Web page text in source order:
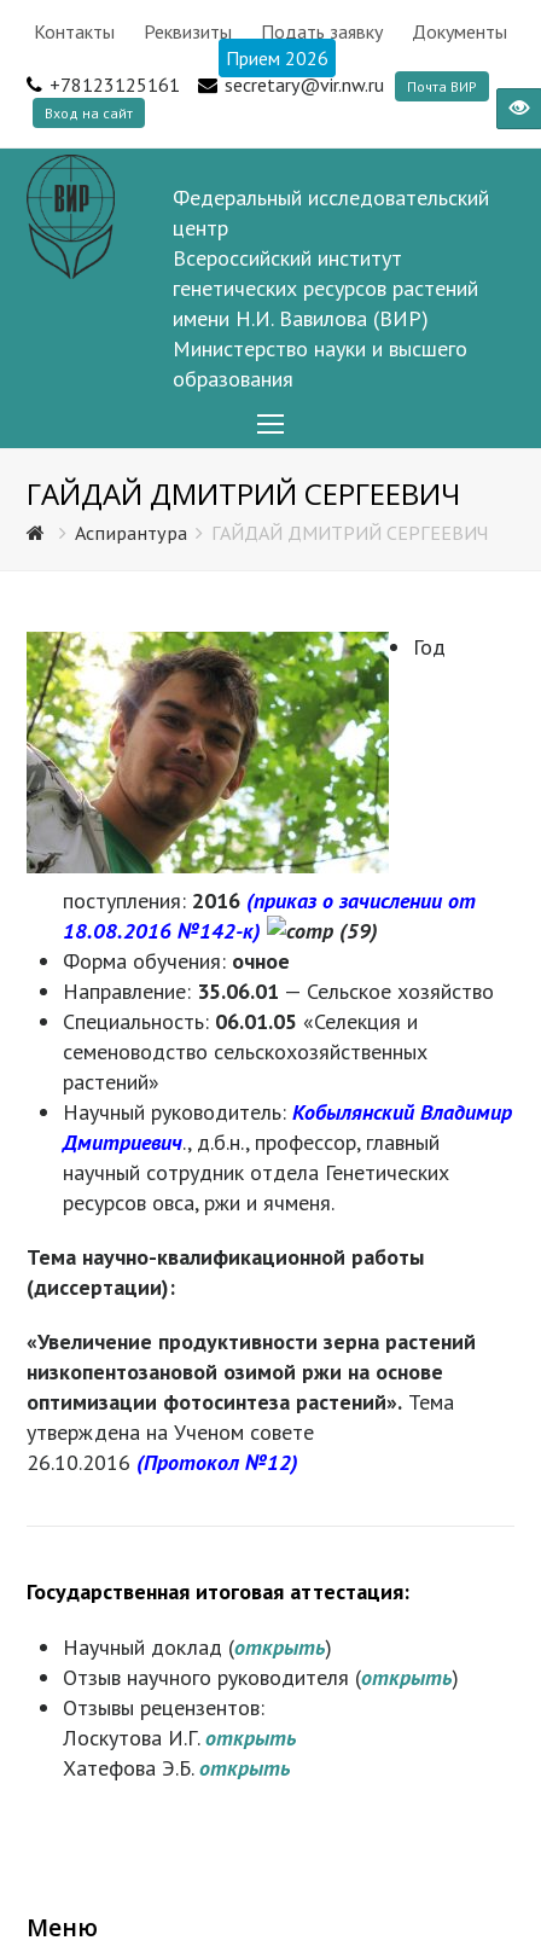
Контакты Реквизиты Подать заявку
Документы
Прием 2026
+78123125161
secretary@vir.nw.ru
Почта ВИР
Вход на сайт
Федеральный исследовательский
центр
Всероссийский институт
генетических ресурсов растений
имени Н.И. Вавилова (ВИР)
Министерство науки и высшего
образования
Menu
ГАЙДАЙ ДМИТРИЙ СЕРГЕЕВИЧ
Аспирантура ГАЙДАЙ ДМИТРИЙ СЕРГЕЕВИЧ
Год
поступления: 2016 (приказ о зачислении от
18.08.2016 №142-к)
Форма обучения: очное
Направление: 35.06.01 — Сельское хозяйство
Специальность: 06.01.05 «Селекция и
семеноводство сельскохозяйственных
растений»
Научный руководитель:Кобылянский Владимир
Дмитриевич., д.б.н., профессор, главный
научный сотрудник отдела Генетических
ресурсов овса, ржи и ячменя.
Тема научно-квалификационной работы
(диссертации):
«Увеличение продуктивности зерна растений
низкопентозановой озимой ржи на основе
оптимизации фотосинтеза растений». Тема
утверждена на Ученом совете
26.10.2016 (Протокол №12)
Государственная итоговая аттестация:
Научный доклад (открыть)
Отзыв научного руководителя (открыть)
Отзывы рецензентов:
Лоскутова И.Г.открыть
Хатефова Э.Б.открыть
Меню